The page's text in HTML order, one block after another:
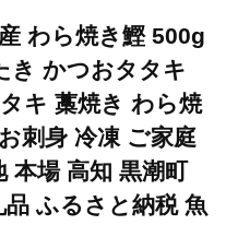
わら焼き鰹 500g
き かつおタタキ
キ 藁焼き わら焼
刺身 冷凍 ご家庭
本場 高知 黒潮町
ふるさと納税 魚